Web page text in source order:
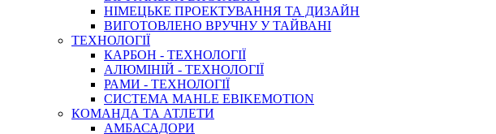
НІМЕЦЬКЕ ПРОЕКТУВАННЯ ТА ДИЗАЙН
ВИГОТОВЛЕНО ВРУЧНУ У ТАЙВАНІ
ТЕХНОЛОГІЇ
КАРБОН - ТЕХНОЛОГІЇ
АЛЮМІНІЙ - ТЕХНОЛОГІЇ
РАМИ - ТЕХНОЛОГІЇ
СИСТЕМА MAHLE EBIKEMOTION
КОМАНДА ТА АТЛЕТИ
АМБАСАДОРИ